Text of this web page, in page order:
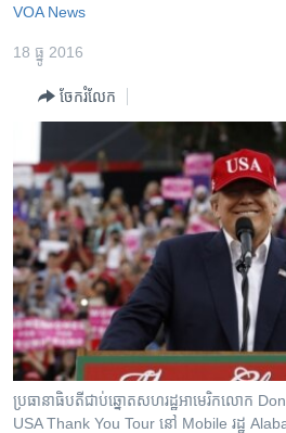
ទំព័រ​
និង​
ចូល​
ទៅ​
ទំព័រ​
រចនា
សម្ព័ន្ធ​
រំលង​
និង​
ទៅ​
ហេឡូវីអូអេ
កម្ពុជាច្នៃប្រតិដ្ឋ
ព្រឹត្តិការណ៍ព័ត៌មាន
ទូរទស្សន៍ / វីដេអូ​
វិទ្យុ / ផតខាសថ៍
កម្មវិធីទាំងអស់
Khmer English
បណ្តាញ​សង្គម
VOA News
18 ធ្នូ 2016
ចែករំលែក
ប្រធានាធិបតី​ជាប់​ឆ្នោត​សហរដ្ឋអាមេរិក​លោក
USA Thank You Tour នៅ Mobile រដ្ឋ